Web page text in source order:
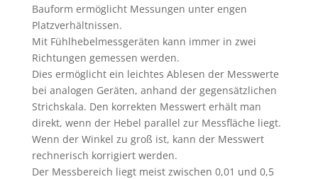
Bauform ermöglicht Messungen unter engen
Platzverhältnissen.
Mit Fühlhebelmessgeräten kann immer in zwei
Richtungen gemessen werden.
Dies ermöglicht ein leichtes Ablesen der Messwerte
bei analogen Geräten, anhand der gegensätzlichen
Strichskala. Den korrekten Messwert erhält man
direkt, wenn der Hebel parallel zur Messfläche liegt.
Wenn der Winkel zu groß ist, kann der Messwert
rechnerisch korrigiert werden.
Der Messbereich liegt meist zwischen 0,01 und 0,5